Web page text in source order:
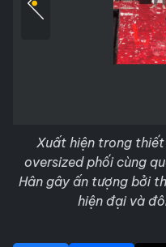
Xuất hiện trong
oversized phối cùng
Hân gây ấn tượng bởi
hiện đại và